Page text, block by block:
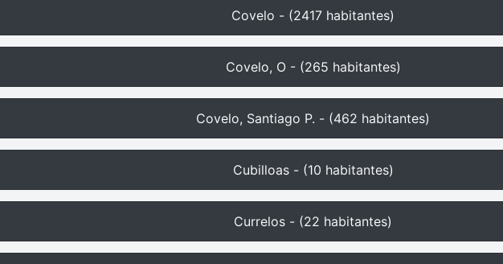
Covelo - (2417 habitantes)
Covelo, O - (265 habitantes)
Covelo, Santiago P. - (462 habitantes)
Cubilloas - (10 habitantes)
Currelos - (22 habitantes)